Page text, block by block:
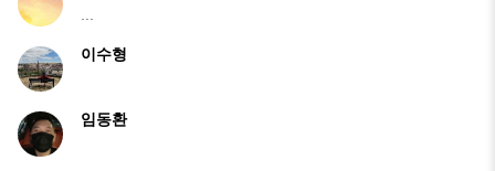
...
이수형
임동환